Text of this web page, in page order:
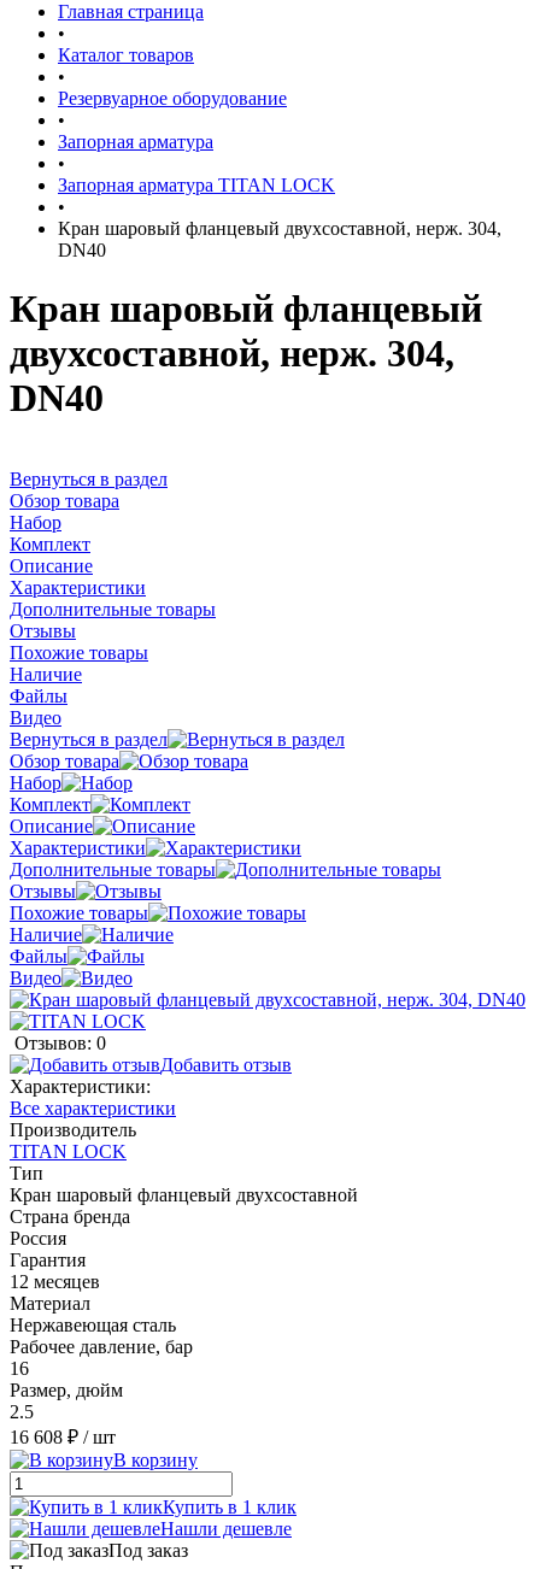
Главная страница
•
Каталог товаров
•
Резервуарное оборудование
•
Запорная арматура
•
Запорная арматура TITAN LOCK
•
Кран шаровый фланцевый двухсоставной, нерж. 304,
DN40
Кран шаровый фланцевый
двухсоставной, нерж. 304,
DN40
Вернуться в раздел
Обзор товара
Набор
Комплект
Описание
Характеристики
Дополнительные товары
Отзывы
Похожие товары
Наличие
Файлы
Видео
Вернуться в раздел
Обзор товара
Набор
Комплект
Описание
Характеристики
Дополнительные товары
Отзывы
Похожие товары
Наличие
Файлы
Видео
Отзывов: 0
Добавить отзыв
Характеристики:
Все характеристики
Производитель
TITAN LOCK
Тип
Кран шаровый фланцевый двухсоставной
Страна бренда
Россия
Гарантия
12 месяцев
Материал
Нержавеющая сталь
Рабочее давление, бар
16
Размер, дюйм
2.5
16 608 ₽ / шт
В корзину
Купить в 1 клик
Нашли дешевле
Под заказ